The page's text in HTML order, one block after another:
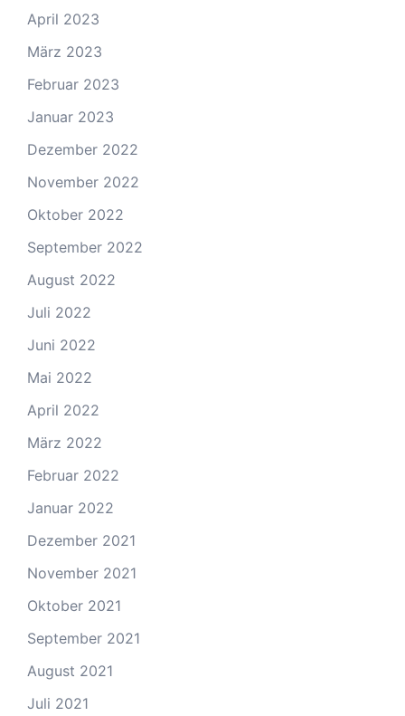
April 2023
März 2023
Februar 2023
Januar 2023
Dezember 2022
November 2022
Oktober 2022
September 2022
August 2022
Juli 2022
Juni 2022
Mai 2022
April 2022
März 2022
Februar 2022
Januar 2022
Dezember 2021
November 2021
Oktober 2021
September 2021
August 2021
Juli 2021